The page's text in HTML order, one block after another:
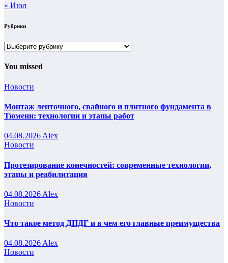
« Июл
Рубрики
Рубрики
You missed
Новости
Монтаж ленточного, свайного и плитного фундамента в
Тюмени: технологии и этапы работ
04.08.2026 Alex
Новости
Протезирование конечностей: современные технологии,
этапы и реабилитация
04.08.2026 Alex
Новости
Что такое метод ДПДГ и в чем его главные преимущества
04.08.2026 Alex
Новости